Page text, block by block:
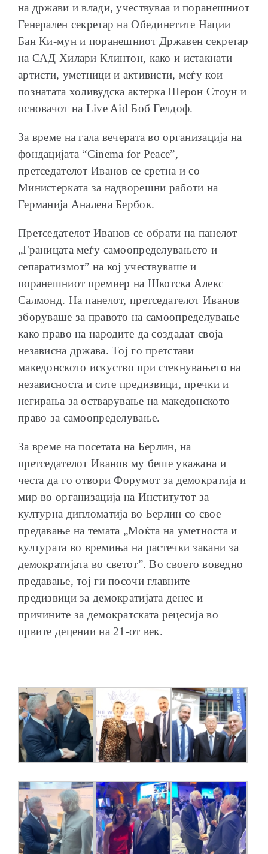
на држави и влади, учествуваа и поранешниот
Генерален секретар на Обединетите Нации
Бан Ки-мун и поранешниот Државен секретар
на САД Хилари Клинтон, како и истакнати
артисти, уметници и активисти, меѓу кои
познатата холивудска актерка Шерон Стоун и
основачот на Live Aid Боб Гелдоф.
За време на гала вечерата во организација на
фондацијата “Cinema for Peace”,
претседателот Иванов се сретна и со
Министерката за надворешни работи на
Германија Аналена Бербок.
Претседателот Иванов се обрати на панелот
„Границата меѓу самоопределувањето и
сепаратизмот” на кој учествуваше и
поранешниот премиер на Шкотска Алекс
Салмонд. На панелот, претседателот Иванов
зборуваше за правото на самоопределување
како право на народите да создадат своја
независна држава. Тој го претстави
македонското искуство при стекнувањето на
независноста и сите предизвици, пречки и
негирања за остварување на македонското
право за самоопределување.
За време на посетата на Берлин, на
претседателот Иванов му беше укажана и
честа да го отвори Форумот за демократија и
мир во организација на Институтот за
културна дипломатија во Берлин со свое
предавање на темата „Моќта на уметноста и
културата во времиња на растечки закани за
демократијата во светот”. Во своето воведно
предавање, тој ги посочи главните
предизвици за демократијата денес и
причините за демократската рецесија во
првите децении на 21-от век.